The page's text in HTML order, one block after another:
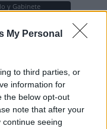
My Personal
to third parties, or
information for
the below opt-out
note that after your
seeing
y Gabinete